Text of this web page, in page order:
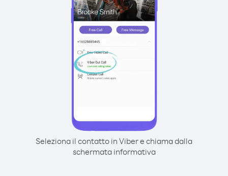
Seleziona il contatto in Viber e chiama dalla
schermata informativa